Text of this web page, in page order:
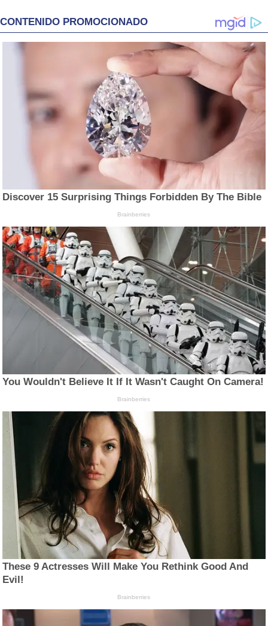
CONTENIDO PROMOCIONADO
Discover 15 Surprising Things Forbidden By The Bible
Brainberries
You Wouldn't Believe It If It Wasn't Caught On Camera!
Brainberries
These 9 Actresses Will Make You Rethink Good And
Evil!
Brainberries